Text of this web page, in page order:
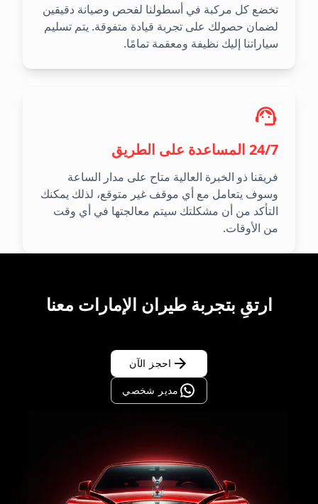
تخضع كل مركبة في أسطولنا لفحص وصيانة دقيقين
لضمان حصولك على تجربة قيادة متفوقة. يتم تسليم
سياراتنا إليك نظيفة ومعقمة تمامًا.
24/7 المساعدة على الطريق
فريقنا ذو الخبرة العالية متاح على مدار الساعة
وسوف يتعامل مع أي موقف غير متوقع، لذلك يمكنك
التأكد من أن مشكلتك سيتم معالجتها في أي وقت
من الأوقات.
ارتقِ بتجربة طيران الإمارات معنا
احجز الآن
مدير شخصي